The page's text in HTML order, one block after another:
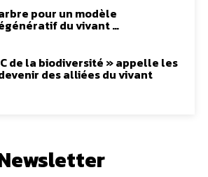
pour un modèle
du vivant …
de la biodiversité » appelle les
des alliées du vivant